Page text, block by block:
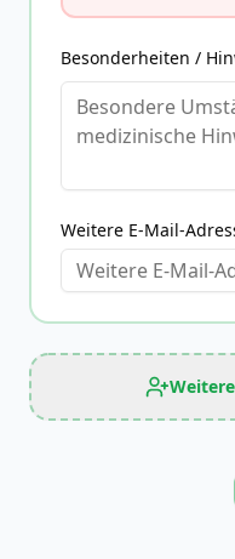
Besonderheiten /
Weitere E-Mail-